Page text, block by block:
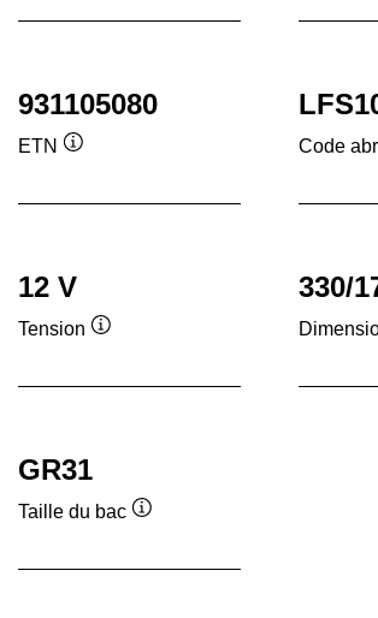
931105080
ETN
Code
12 V
Tension
330/
GR31
Taille du bac